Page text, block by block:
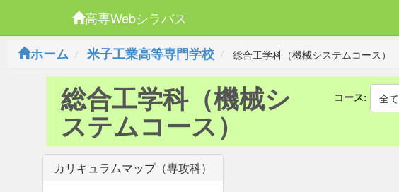
高専Webシラバス
ホーム 米子工業高等専門学校 総合工学科（機械システムコース）
総合工学科（機械シ
ステムコース）
コース: 全て
カリキュラムマップ（専攻科）